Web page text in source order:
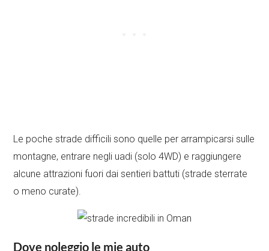
Le poche strade difficili sono quelle per arrampicarsi sulle
montagne, entrare negli uadi (solo 4WD) e raggiungere
alcune attrazioni fuori dai sentieri battuti (strade sterrate
o meno curate).
Dove noleggio le mie auto